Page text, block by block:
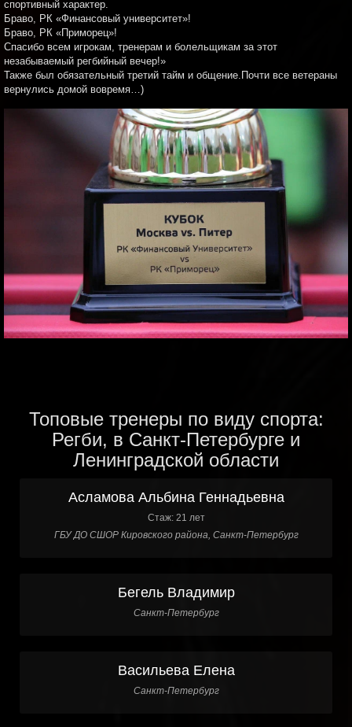
спортивный характер.
Браво, РК «Финансовый университет»!
Браво, РК «Приморец»!
Спасибо всем игрокам, тренерам и болельщикам за этот
незабываемый регбийный вечер!»
Также был обязательный третий тайм и общение.Почти все ветераны
вернулись домой вовремя…)
Топовые тренеры по виду спорта:
Регби, в Санкт-Петербурге и
Ленинградской области
Асламова Альбина Геннадьевна
Стаж: 21 лет
ГБУ ДО СШОР Кировского района, Санкт-Петербург
Бегель Владимир
Санкт-Петербург
Васильева Елена
Санкт-Петербург